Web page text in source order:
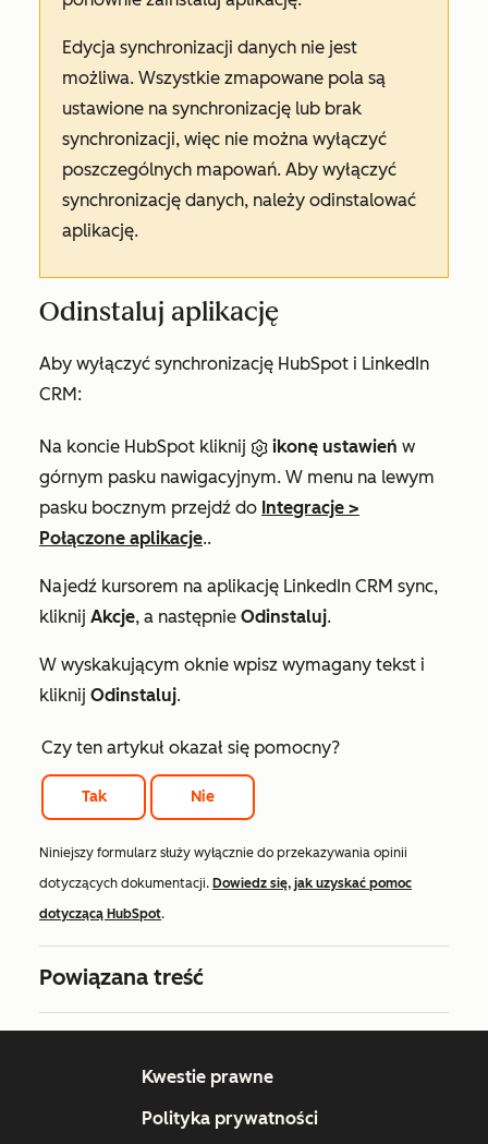
Edycja synchronizacji danych nie jest
możliwa. Wszystkie zmapowane pola są
ustawione na synchronizację lub brak
synchronizacji, więc nie można wyłączyć
poszczególnych mapowań. Aby wyłączyć
synchronizację danych, należy odinstalować
aplikację.
Odinstaluj aplikację
Aby wyłączyć synchronizację HubSpot i LinkedIn
CRM:
Na koncie HubSpot kliknij ikonę ustawień w
górnym pasku nawigacyjnym. W menu na lewym
pasku bocznym przejdź do Integracje >
Połączone aplikacje..
Najedź kursorem na aplikację LinkedIn CRM sync,
kliknij Akcje, a następnie Odinstaluj.
W wyskakującym oknie wpisz wymagany tekst i
kliknij Odinstaluj.
Czy ten artykuł okazał się pomocny?
Tak Nie
Niniejszy formularz służy wyłącznie do przekazywania opinii
dotyczących dokumentacji. Dowiedz się, jak uzyskać pomoc
dotyczącą HubSpot.
Powiązana treść
Kwestie prawne
Polityka prywatności